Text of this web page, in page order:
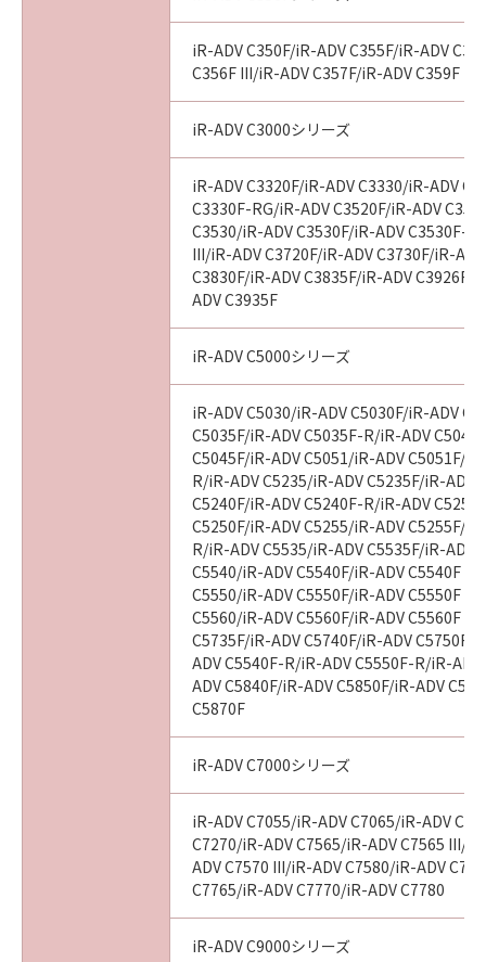
iR-ADV C350F/iR-ADV C355F/iR-ADV
C356F III/iR-ADV C357F/iR-ADV C359F
iR-ADV C3000シリーズ
iR-ADV C3320F/iR-ADV C3330/iR-ADV
C3330F-RG/iR-ADV C3520F/iR-ADV
C3530/iR-ADV C3530F/iR-ADV C3530F-
III/iR-ADV C3720F/iR-ADV C3730F/iR-
C3830F/iR-ADV C3835F/iR-ADV C3926F/
ADV C3935F
iR-ADV C5000シリーズ
iR-ADV C5030/iR-ADV C5030F/iR-ADV
C5035F/iR-ADV C5035F-R/iR-ADV
C5045F/iR-ADV C5051/iR-ADV C5051F/
R/iR-ADV C5235/iR-ADV C5235F/iR-ADV
C5240F/iR-ADV C5240F-R/iR-ADV
C5250F/iR-ADV C5255/iR-ADV C5255F/
R/iR-ADV C5535/iR-ADV C5535F/iR-ADV
C5540/iR-ADV C5540F/iR-ADV C5540F
C5550/iR-ADV C5550F/iR-ADV C5550F
C5560/iR-ADV C5560F/iR-ADV C5560F
C5735F/iR-ADV C5740F/iR-ADV C5750F/
ADV C5540F-R/iR-ADV C5550F-R/iR-
ADV C5840F/iR-ADV C5850F/iR-ADV
C5870F
iR-ADV C7000シリーズ
iR-ADV C7055/iR-ADV C7065/iR-ADV
C7270/iR-ADV C7565/iR-ADV C7565 III/
ADV C7570 III/iR-ADV C7580/iR-ADV
C7765/iR-ADV C7770/iR-ADV C7780
iR-ADV C9000シリーズ